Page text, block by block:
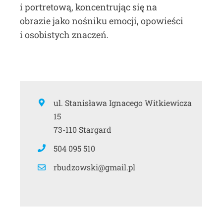
i portretową, koncentrując się na
obrazie jako nośniku emocji, opowieści
i osobistych znaczeń.
ul. Stanisława Ignacego Witkiewicza
15
73-110 Stargard
504 095 510
rbudzowski@gmail.pl